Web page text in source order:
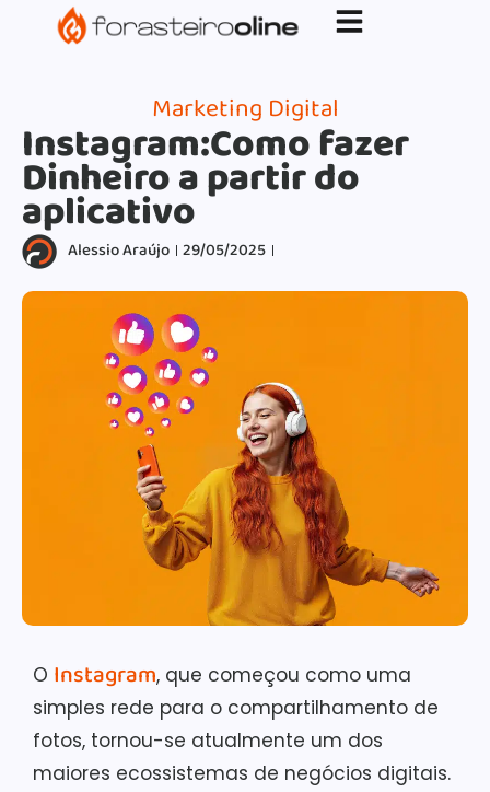
G-XVBZZCFH00pub-5970489886047746AW-
17954400846.
Marketing Digital
Instagram:Como fazer
Dinheiro a partir do
aplicativo
Alessio Araújo 29/05/2025
O Instagram, que começou como uma
simples rede para o compartilhamento de
fotos, tornou-se atualmente um dos
maiores ecossistemas de negócios digitais.